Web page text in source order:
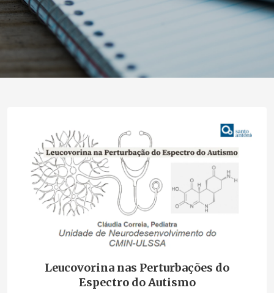
Leucovorina nas Perturbações do
Espectro do Autismo